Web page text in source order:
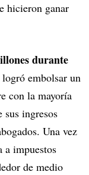
hicieron ganar
durante
embolsar un
con la mayoría
sus ingresos
Una vez
a impuestos
de medio